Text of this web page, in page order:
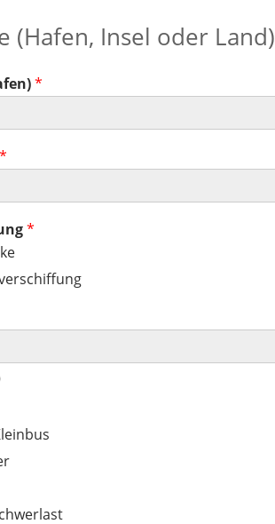
(Hafen, Insel oder Land)
*
*
*